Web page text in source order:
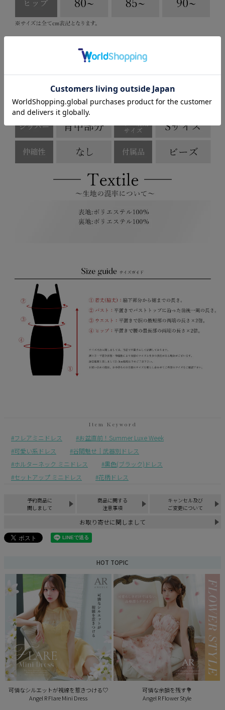
フレアミニドレス
お盆直前！Summer Luxe Week
可愛い系ドレス
谷間魅せ｜武器別ドレス
ホルターネック ミニドレス
黒色(ブラック)ドレス
セットアップ ミニドレス
花柄ドレス
予約商品に
関しまして
商品に関する
注意事項
キャンセル及び
ご変更について
お取り寄せに関しまして
HOT TOPIC
可憐なシルエットが視線を惹きつける♡
Angel R Flare Mini Dress
可憐な余韻を残す💐
Angel R Flower Style